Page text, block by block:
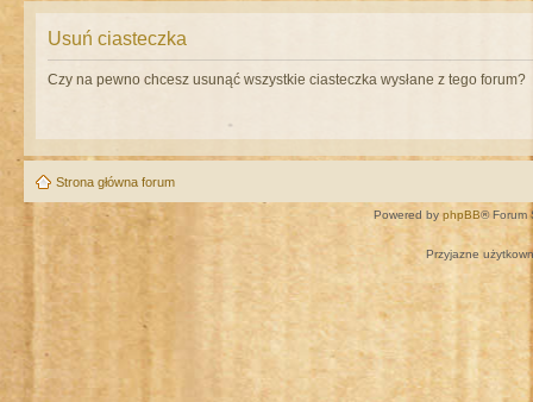
Usuń ciasteczka
Czy na pewno chcesz usunąć wszystkie ciasteczka wysłane z tego forum?
Strona główna forum
Powered by phpBB® Forum
Przyjazne